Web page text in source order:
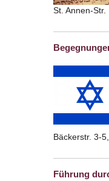
St. Annen-
Bäckerstr. 3-
Führung